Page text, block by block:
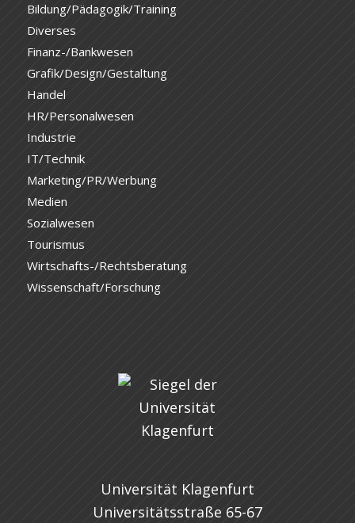
Bildung/Pädagogik/Training
Diverses
Finanz-/Bankwesen
Grafik/Design/Gestaltung
Handel
HR/Personalwesen
Industrie
IT/Technik
Marketing/PR/Werbung
Medien
Sozialwesen
Tourismus
Wirtschafts-/Rechtsberatung
Wissenschaft/Forschung
Universität Klagenfurt
Universitätsstraße 65-67